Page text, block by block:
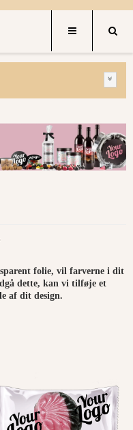
folie, vil farverne i dit
dette, kan vi tilføje et
af dit design.